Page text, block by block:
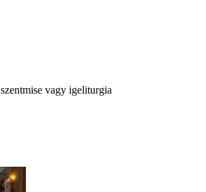
szentmise vagy igeliturgia